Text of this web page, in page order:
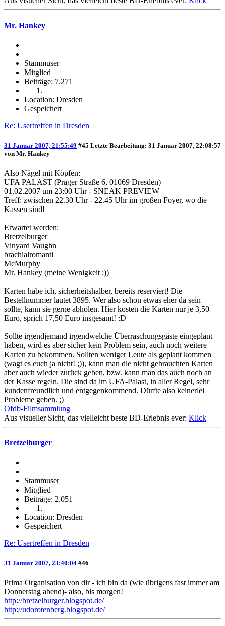
Mr. Hankey
Stammuser
Mitglied
Beiträge: 7.271
Location: Dresden
Gespeichert
Re: Usertreffen in Dresden
31 Januar 2007, 21:55:49 #45 Letzte Bearbeitung: 31 Januar 2007, 22:08:57
von Mr. Hankey
Also Nägel mit Köpfen:
UFA PALAST (Prager Straße 6, 01069 Dresden)
01.02.2007 um 23:00 Uhr - SNEAK PREVIEW
Treff: zwischen 22.30 Uhr - 22.45 Uhr im großen Foyer, wo die
Kassen sind!
Erwartet werden:
Bretzelburger
Vinyard Vaughn
brachialromanti
McMurphy
Mr. Hankey (meine Wenigkeit ;))
Karten habe ich, sicherheitshalber, bereits reserviert! Die
Bestellnummer lautet 3895. Wer also schon etwas eher da sein
sollte, kann sie gerne abholen. Hier kosten die Karten nur je 3,50
Euro, sprich 17,50 Euro insgesamt! :D
Sollte irgendjemand irgendwelche Überraschungsgäste eingeplant
haben, wird es aber sicher kein Problem sein, auch noch weitere
Karten zu bekommen. Sollten weniger Leute als geplant kommen
(wagt es euch ja nicht! ;)), kann man die nicht gebrauchten Karten
aber auch wieder zurück geben, bzw. kann man das auch noch an
der Kasse regeln. Die sind da im UFA-Palast, in aller Regel, sehr
kundenfreundlich und entgegenkommend. Dürfte also keinerlei
Probleme geben. ;)
Ofdb-Filmsammlung
Aus visueller Sicht, das vielleicht beste BD-Erlebnis ever: Klick
Bretzelburger
Stammuser
Mitglied
Beiträge: 2.051
Location: Dresden
Gespeichert
Re: Usertreffen in Dresden
31 Januar 2007, 23:40:04 #46
Prima Organisation von dir - ich bin da (wie übrigens fast immer am
Donnerstag abend)- also, bis morgen!
http://bretzelburger.blogspot.de/
http://udorotenberg.blogspot.de/